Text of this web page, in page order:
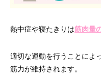
熱中症や寝たきりは筋肉量
適切な運動を行うことによ
筋力が維持されます。